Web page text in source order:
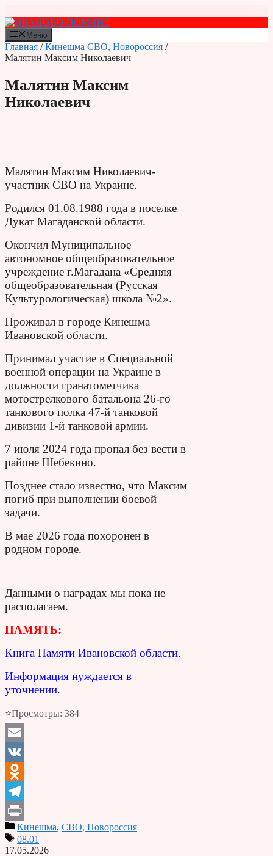
к
содержимому
Меню
Главная /Кинешма СВО, Новороссия /
Малятин Максим Николаевич
Малятин Максим
Николаевич
Малятин Максим Николаевич-
участник СВО на Украине.
Родился 01.08.1988 года в поселке
Дукат Магаданской области.
Окончил Муниципальное
автономное общеобразовательное
учреждение г.Магадана «Средняя
общеобразовательная (Русская
Культурологическая) школа №2».
Проживал в городе Кинешма
Ивановской области.
Принимал участие в Специальной
военной операции на Украине в
должности гранатометчика
мотострелкового батальона 26-го
танкового полка 47-й танковой
дивизии 1-й танковой армии.
7 июля 2024 года пропал без вести в
районе Шебекино.
Позднее стало известно, что Максим
погиб при выполнении боевой
задачи.
В мае 2026 года похоронен в
родном городе.
Данными о наградах мы пока не
располагаем.
ПАМЯТЬ:
Книга Памяти Ивановской области.
Информация нуждается в
уточнении.
⭐Просмотры: 384
Email
VK
Odnoklassniki
Telegram
PrintКинешма, СВО, Новороссия
08.01
17.05.2026